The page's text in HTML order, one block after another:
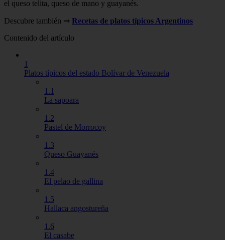
el queso telita, queso de mano y guayanés.
Descubre también ⇒ Recetas de platos típicos Argentinos
Contenido del artículo
1
Platos típicos del estado Bolívar de Venezuela
1.1
La sapoara
1.2
Pastel de Morrocoy
1.3
Queso Guayanés
1.4
El pelao de gallina
1.5
Hallaca angostureña
1.6
El casabe